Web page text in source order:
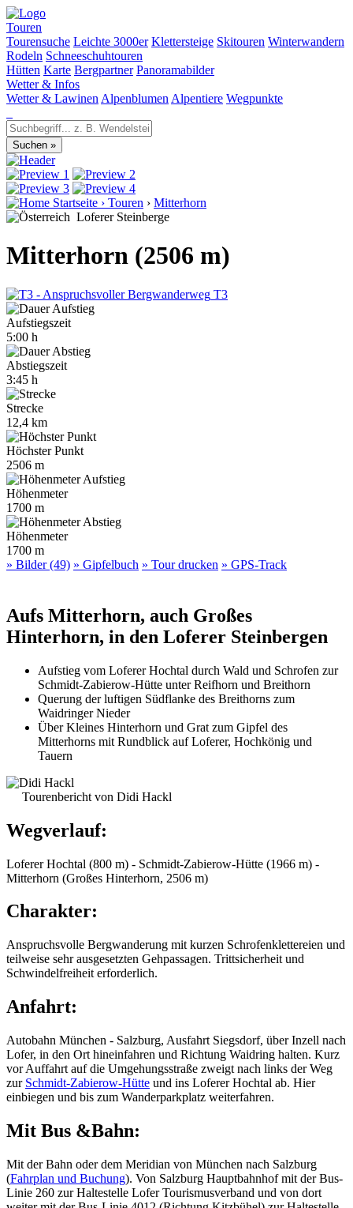
Touren
Tourensuche Leichte 3000er Klettersteige Skitouren Winterwandern
Rodeln Schneeschuhtouren
Hütten Karte Bergpartner Panoramabilder
Wetter & Infos
Wetter & Lawinen Alpenblumen Alpentiere Wegpunkte
Startseite › Touren › Mitterhorn
Loferer Steinberge
Mitterhorn (2506 m)
T3
Aufstiegszeit
5:00 h
Abstiegszeit
3:45 h
Strecke
12,4 km
Höchster Punkt
2506 m
Höhenmeter
1700 m
Höhenmeter
1700 m
» Bilder (49) » Gipfelbuch » Tour drucken » GPS-Track
Aufs Mitterhorn, auch Großes
Hinterhorn, in den Loferer Steinbergen
Aufstieg vom Loferer Hochtal durch Wald und Schrofen zur
Schmidt-Zabierow-Hütte unter Reifhorn und Breithorn
Querung der luftigen Südflanke des Breithorns zum
Waidringer Nieder
Über Kleines Hinterhorn und Grat zum Gipfel des
Mitterhorns mit Rundblick auf Loferer, Hochkönig und
Tauern
Tourenbericht von Didi Hackl
Wegverlauf:
Loferer Hochtal (800 m) - Schmidt-Zabierow-Hütte (1966 m) -
Mitterhorn (Großes Hinterhorn, 2506 m)
Charakter:
Anspruchsvolle Bergwanderung mit kurzen Schrofenklettereien und
teilweise sehr ausgesetzten Gehpassagen. Trittsicherheit und
Schwindelfreiheit erforderlich.
Anfahrt:
Autobahn München - Salzburg, Ausfahrt Siegsdorf, über Inzell nach
Lofer, in den Ort hineinfahren und Richtung Waidring halten. Kurz
vor Auffahrt auf die Umgehungsstraße zweigt nach links der Weg
zur Schmidt-Zabierow-Hütte und ins Loferer Hochtal ab. Hier
einbiegen und bis zum Wanderparkplatz weiterfahren.
Mit Bus &Bahn:
Mit der Bahn oder dem Meridian von München nach Salzburg
(Fahrplan und Buchung). Von Salzburg Hauptbahnhof mit der Bus-
Linie 260 zur Haltestelle Lofer Tourismusverband und von dort